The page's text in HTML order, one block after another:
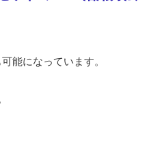
能になっています。